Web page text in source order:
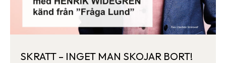
SKRATT – INGET MAN SKOJAR BORT!